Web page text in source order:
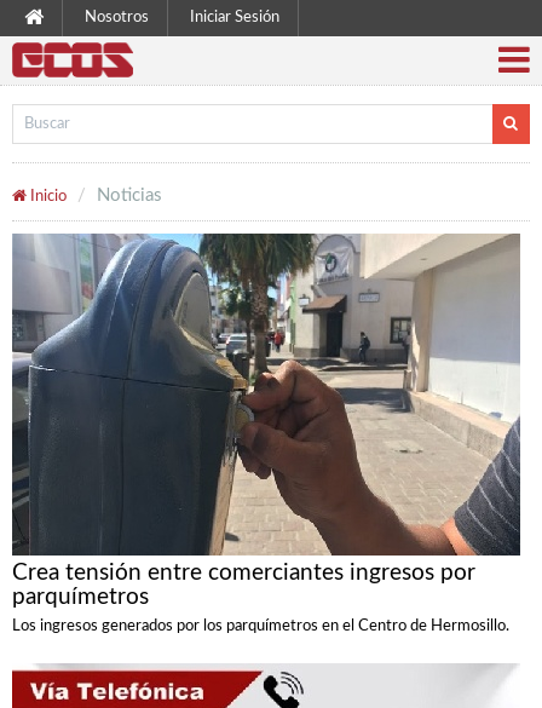
Nosotros Iniciar Sesión
Inicio Noticias
Crea tensión entre comerciantes ingresos por
parquímetros
Los ingresos generados por los parquímetros en el Centro de Hermosillo.